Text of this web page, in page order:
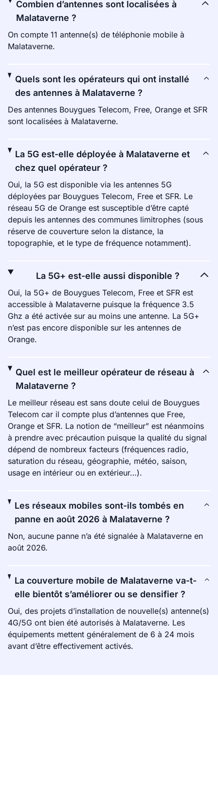
Combien d’antennes sont localisées à
Malataverne ?
On compte 11 antenne(s) de téléphonie mobile à
Malataverne.
Quels sont les opérateurs qui ont installé
des antennes à Malataverne ?
Des antennes Bouygues Telecom, Free, Orange et SFR
sont localisées à Malataverne.
La 5G est-elle déployée à Malataverne et
chez quel opérateur ?
Oui, la 5G est disponible via les antennes 5G
déployées par Bouygues Telecom, Free et SFR. Le
réseau 5G de Orange est susceptible d’être capté
depuis les antennes des communes limitrophes (sous
réserve de couverture selon la distance, la
topographie, et le type de fréquence notamment).
La 5G+ est-elle aussi disponible ?
Oui, la 5G+ de Bouygues Telecom, Free et SFR est
accessible à Malataverne puisque la fréquence 3.5
Ghz a été activée sur au moins une antenne. La 5G+
n’est pas encore disponible sur les antennes de
Orange.
Quel est le meilleur opérateur de réseau à
Malataverne ?
Le meilleur réseau est sans doute celui de Bouygues
Telecom car il compte plus d’antennes que Free,
Orange et SFR. La notion de “meilleur” est néanmoins
à prendre avec précaution puisque la qualité du signal
dépend de nombreux facteurs (fréquences radio,
saturation du réseau, géographie, météo, saison,
usage en intérieur ou en extérieur…).
Les réseaux mobiles sont-ils tombés en
panne en août 2026 à Malataverne ?
Non, aucune panne n’a été signalée à Malataverne en
août 2026.
La couverture mobile de Malataverne va-t-
elle bientôt s’améliorer ou se densifier ?
Oui, des projets d’installation de nouvelle(s) antenne(s)
4G/5G ont bien été autorisés à Malataverne. Les
équipements mettent généralement de 6 à 24 mois
avant d’être effectivement activés.